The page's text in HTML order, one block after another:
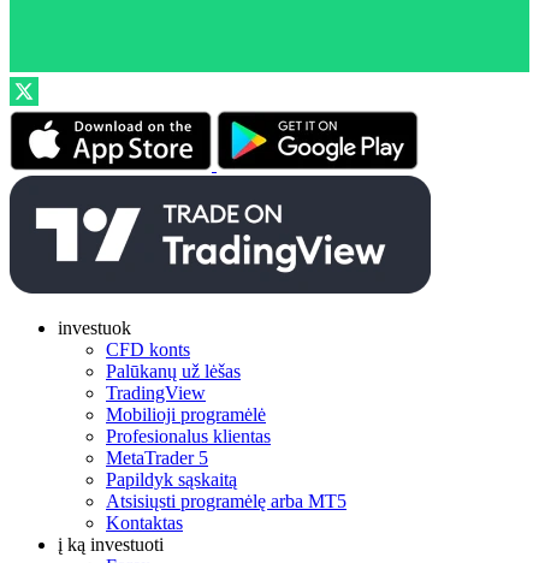
investuok
CFD konts
Palūkanų už lėšas
TradingView
Mobilioji programėlė
Profesionalus klientas
MetaTrader 5
Papildyk sąskaitą
Atsisiųsti programėlę arba MT5
Kontaktas
į ką investuoti